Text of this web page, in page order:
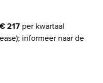
217 per kwartaal
informeer naar de